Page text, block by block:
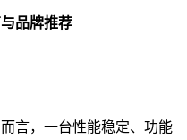
品牌推荐
言，一台性能稳定、功能